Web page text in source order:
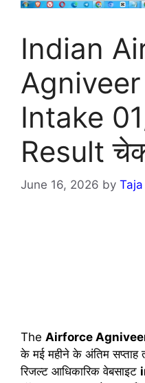
Indian
Intake
Result
June 16, 2026 by
The Airforce
के मई महीने के अंतिम सप्ताह
रिजल्ट आधिकारिक वेबसाइट